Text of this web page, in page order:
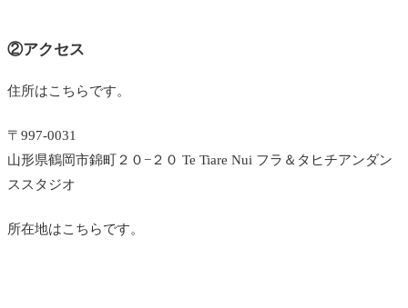
②アクセス
住所はこちらです。
〒997-0031
山形県鶴岡市錦町２０−２０ Te Tiare Nui フラ＆タヒチアンダン
ススタジオ
所在地はこちらです。